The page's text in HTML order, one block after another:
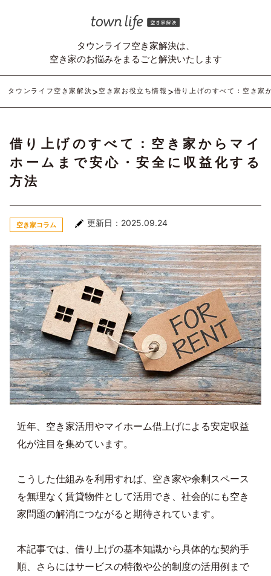
タウンライフ空き家解決は、
空き家のお悩みをまるごと解決いたします
タウンライフ空き家解決 空き家お役立ち情報 借り上げのすべて：空き家
借り上げのすべて：空き家からマイ
ホームまで安心・安全に収益化する
方法
空き家コラム 更新日：2025.09.24
近年、空き家活用やマイホーム借上げによる安定収益
化が注目を集めています。
こうした仕組みを利用すれば、空き家や余剰スペース
を無理なく賃貸物件として活用でき、社会的にも空き
家問題の解消につながると期待されています。
本記事では、借り上げの基本知識から具体的な契約手
順、さらにはサービスの特徴や公的制度の活用例まで